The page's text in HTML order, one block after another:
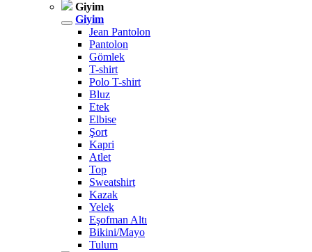
Giyim
Giyim
Jean Pantolon
Pantolon
Gömlek
T-shirt
Polo T-shirt
Bluz
Etek
Elbise
Şort
Kapri
Atlet
Top
Sweatshirt
Kazak
Yelek
Eşofman Altı
Bikini/Mayo
Tulum